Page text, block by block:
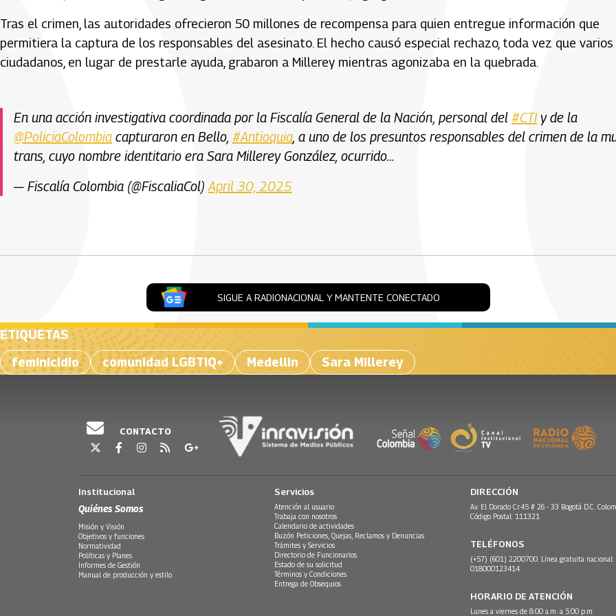
Tras el crimen, las autoridades ofrecieron 50 millones de recompensa para quien entregue información que
permitiera la captura de los responsables del asesinato. El hecho causó especial rechazo, toda vez que varios
ciudadanos, en lugar de prestarle ayuda, grabaron a Millerey mientras agonizaba en la quebrada.
En una acción investigativa coordinada por la Fiscalía General de la Nación, personal del #CTIy de la
@PoliciaColombia capturaron en Bello, #Antioquia, a uno de los presuntos responsables del crimen de la
trans, cuyo nombre identitario era Sara Millerey González, ocurrido…
— Fiscalía Colombia (@FiscaliaCol)April 30, 2025
SIGUE A RADIONACIONAL Y MANTENTE CONECTADO
ETIQUETAS
feminicidio
comunidad LGBTIQ+ Medellin Sara Millerey
CONTACTO
Institucional
Quiénes Somos
Misión y Visión
Objetivos y funciones
Normatividad
Políticas y Planes
Informes de Gestión
Manual de producción y estilo
Servicios
Atención al usuario
Trabaja con nosotros
Calendario de actividades
Buzón Peticiones, Quejas, Reclamos y Denuncias
Trámites y Servicios
Directorio de Funcionarios
Estado de su solicitud
Términos y Condiciones
Entrega de Obsequios
DIRECCIÓN
Av. El Dorado Cr.45 # 26 - 33 Bogotá D.C.
Código Postal: 111321
TELÉFONOS
(+57) (601) 2200700. Línea gratuita nacional:
018000123414
HORARIO DE ATENCIÓN
Lunes a viernes de 8:00 a.m. a 5:00 p.m.